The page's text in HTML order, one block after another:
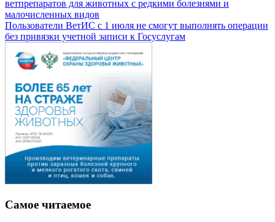
ветпрепаратов для животных с редкими болезнями и
малочисленных видов
Пользователи ВетИС с 1 июля не смогут выполнять операции
без привязки учетной записи к Госуслугам
Самое читаемое